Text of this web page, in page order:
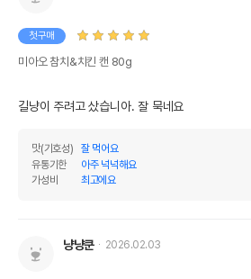
첫구매
미아오 참치&치킨 캔 80g
길냥이 주려고 샀습니아. 잘 묵네요
맛(기호성)
잘 먹어요
유통기한
아주 넉넉해요
가성비
최고에요
냥냥쿤 2026.02.03